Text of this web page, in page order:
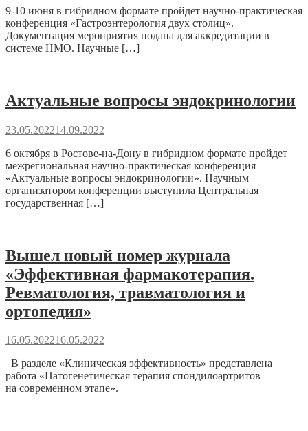
9-10 июня в гибридном формате пройдет научно-практическая
конференция «Гастроэнтерология двух столиц».
Документация мероприятия подана для аккредитации в
системе НМО. Научные […]
Актуальные вопросы эндокринологии
23.05.202214.09.2022
6 октября в Ростове-на-Дону в гибридном формате пройдет
межрегиональная научно-практическая конференция
«Актуальные вопросы эндокринологии». Научным
организатором конференции выступила Центральная
государственная […]
Вышел новый номер журнала
«Эффективная фармакотерапия.
Ревматология, травматология и
ортопедия»
16.05.202216.05.2022
В разделе «Клиническая эффективность» представлена
работа «Патогенетическая терапия спондилоартритов
на современном этапе».